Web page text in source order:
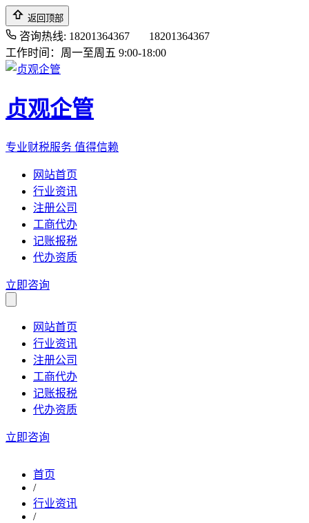
返回顶部
咨询热线: 18201364367
18201364367
工作时间：周一至周五 9:00-18:00
贞观企管
专业财税服务 值得信赖
网站首页
行业资讯
注册公司
工商代办
记账报税
代办资质
立即咨询
网站首页
行业资讯
注册公司
工商代办
记账报税
代办资质
立即咨询
首页
/
行业资讯
/